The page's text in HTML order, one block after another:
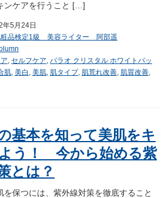
ンケアを行うこと […]
年5月24日
粧品検定1級 美容ライター 阿部遥
セルフケア パラオ クリスタル ホワイトパッ
肌 美白 美肌 肌タイプ, 肌荒れ改善 肌質改善
基本を知って美肌をキ
う！ 今から始める紫
とは？
を保つには、紫外線対策を徹底すること